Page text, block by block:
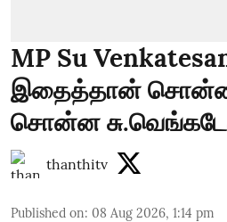
MP Su
இதைத்தான்
சொன்ன
thanthitv
Published on: 08 Aug 2026, 1:14 pm